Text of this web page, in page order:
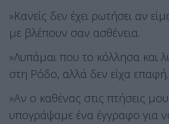
»Κανείς δεν έχει ρωτήσει αν
με βλέπουν σαν ασθένεια.
»Λυπάμαι που το κόλλησα και
στη Ρόδο, αλλά δεν είχα επαφή.
»Αν ο καθένας στις πτήσεις
υπογράψαμε ένα έγγραφο για